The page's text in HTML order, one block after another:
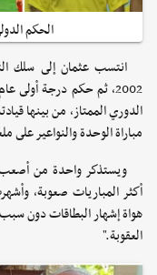
الحكم
الدوري الممتاز، من بينها
مباراة الوحدة والنواعير
ويستذكر واحدة من أصعب
أكثر المباريات صعوبة،
هواة إشهار البطاقات دون
العقوبة."